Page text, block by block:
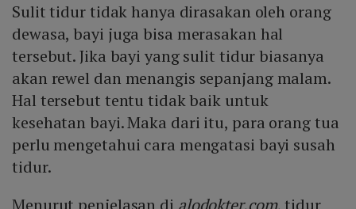
Sulit tidur tidak hanya dirasakan oleh orang
dewasa, bayi juga bisa merasakan hal
tersebut. Jika bayi yang sulit tidur biasanya
akan rewel dan menangis sepanjang malam.
Hal tersebut tentu tidak baik untuk
kesehatan bayi. Maka dari itu, para orang tua
perlu mengetahui cara mengatasi bayi susah
tidur.